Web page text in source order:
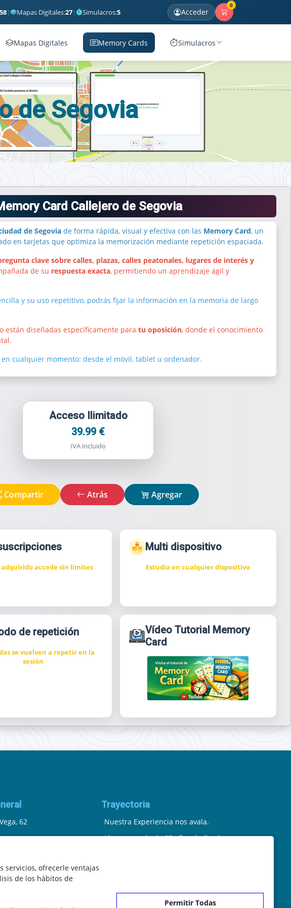
58| Mapas Digitales:27| Simulacros:5 Acceder
0
Mapas Digitales Memory Cards Simulacros
de Segovia
Card Callejero de Segovia
de Segoviade forma rápida, visual y efectiva con las Memory Card, un
en tarjetas que optimiza la memorización mediante repetición espaciada.
clave sobre calles, plazas, calles peatonales, lugares de interés y
de su respuesta exacta, permitiendo un aprendizaje ágil y
y su uso repetitivo, podrás fijar la información en la memoria de largo
están diseñadas específicamente para tu oposición, donde el conocimiento
cualquier momento: desde el móvil, tablet u ordenador.
Acceso Ilimitado
39.99 €
IVA incluido
Compartir Atrás Agregar
adquirido accede sin límites
Multi dispositivo
Estudia en cualquier dispositivo
de repetición
se vuelven a repetir en la
sesión
Vídeo Tutorial Memory
Card
servicios, ofrecerle ventajas
de los hábitos de
Permitir Todas
62
Trayectoria
Nuestra Experiencia nos avala.
Llevamos más de 25 años dedicados
¡Rechaza Imitaciones!, equipo